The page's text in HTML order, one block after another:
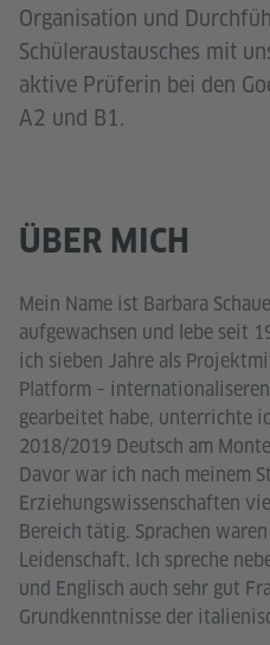
Organisation und
Schüleraustausches mit
aktive Prüferin bei den
A2 und B1.
ÜBER MICH
Mein Name ist Barbara
aufgewachsen und lebe seit
ich sieben Jahre als
Platform –
gearbeitet habe, unterrichte
2018/2019 Deutsch am
Davor war ich nach meinem
Erziehungswissenschaften
Bereich tätig. Sprachen
Leidenschaft. Ich spreche
und Englisch auch sehr gut
Grundkenntnisse der